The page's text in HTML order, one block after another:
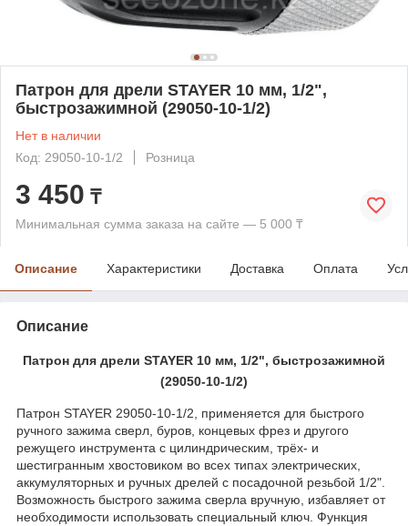
Патрон для дрели STAYER 10 мм, 1/2",
быстрозажимной (29050-10-1/2)
Нет в наличии
Код: 29050-10-1/2
Розница
3 450 ₸
Минимальная сумма заказа на сайте — 5 000 ₸
Описание Характеристики Доставка Оплата
Описание
Патрон для дрели STAYER 10 мм, 1/2", быстрозажимной
(29050-10-1/2)
Патрон STAYER 29050-10-1/2, применяется для быстрого
ручного зажима сверл, буров, концевых фрез и другого
режущего инструмента с цилиндрическим, трёх- и
шестигранным хвостовиком во всех типах электрических,
аккумуляторных и ручных дрелей с посадочной резьбой 1/2".
Возможность быстрого зажима сверла вручную, избавляет от
необходимости использовать специальный ключ. Функция